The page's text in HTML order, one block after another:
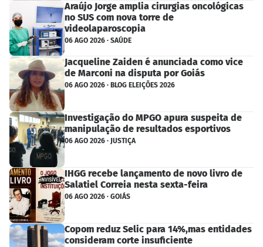
Araújo Jorge amplia cirurgias oncológicas
no SUS com nova torre de
videolaparoscopia
06 AGO 2026 · SAÚDE
Jacqueline Zaiden é anunciada como vice
de Marconi na disputa por Goiás
06 AGO 2026 · BLOG ELEIÇÕES 2026
Investigação do MPGO apura suspeita de
manipulação de resultados esportivos
06 AGO 2026 · JUSTIÇA
IHGG recebe lançamento de novo livro de
Salatiel Correia nesta sexta-feira
06 AGO 2026 · GOIÁS
Copom reduz Selic para 14%,mas entidades
consideram corte insuficiente